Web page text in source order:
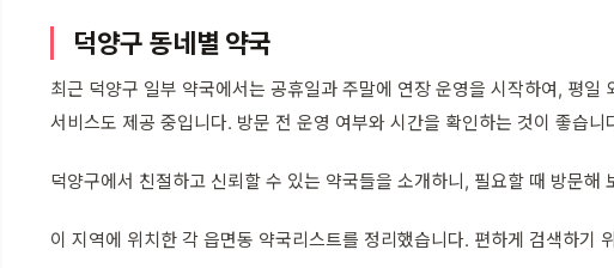
덕양구 동네별 약국
최근 덕양구 일부 약국에서는 공휴일과 주말에 연장 운영을 시작하여, 평
서비스도 제공 중입니다. 방문 전 운영 여부와 시간을 확인하는 것이 좋습니
덕양구에서 친절하고 신뢰할 수 있는 약국들을 소개하니, 필요할 때 방문해
이 지역에 위치한 각 읍면동 약국리스트를 정리했습니다. 편하게 검색하